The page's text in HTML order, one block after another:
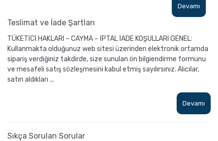
Devamı
Teslimat ve İade Şartları
TÜKETİCİ HAKLARI – CAYMA – İPTAL İADE KOŞULLARI GENEL:
Kullanmakta olduğunuz web sitesi üzerinden elektronik ortamda
sipariş verdiğiniz takdirde, size sunulan ön bilgiendirme formunu
ve mesafeli satış sözleşmesini kabul etmiş sayılırsınız. Alıcılar,
satın aldıkları ...
Devamı
Sıkça Sorulan Sorular